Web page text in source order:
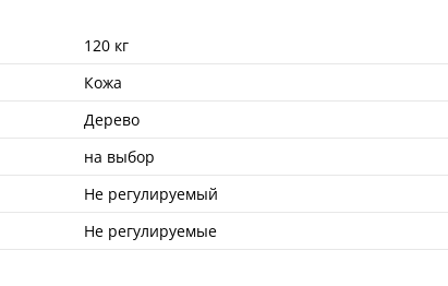
120 кг
Кожа
Дерево
на выбор
Не регулируемый
Не регулируемые